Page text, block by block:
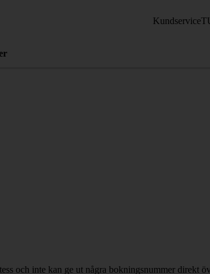
Kundservice
och inte kan ge ut några bokningsnummer direkt